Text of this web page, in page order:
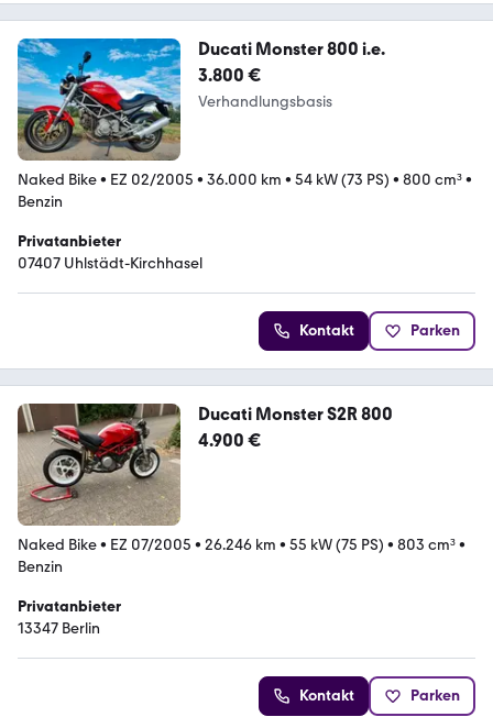
Ducati Monster 800 i.e.
3.800 €
Verhandlungsbasis
Naked Bike• EZ 02/2005 • 36.000 km • 54 kW (73 PS) • 800 cm³•
Benzin
Privatanbieter
07407 Uhlstädt-Kirchhasel
Kontakt Parken
Ducati Monster S2R 800
4.900 €
Naked Bike• EZ 07/2005 • 26.246 km • 55 kW (75 PS) • 803 cm³•
Benzin
Privatanbieter
13347 Berlin
Kontakt Parken